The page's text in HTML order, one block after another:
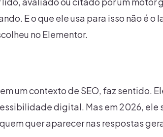
E o que ele usa para isso não é o
no Elementor.
um contexto de SEO, faz sentido.
digital. Mas em 2026, ele
quer aparecer nas respostas